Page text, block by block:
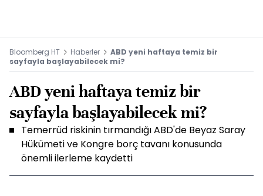
Bloomberg HT Haberler
ABD yeni haftaya temiz bir
sayfayla başlayabilecek mi?
ABD yeni haftaya temiz bir
sayfayla başlayabilecek mi?
Temerrüd riskinin tırmandığı ABD'de Beyaz Saray
Hükümeti ve Kongre borç tavanı konusunda
önemli ilerleme kaydetti